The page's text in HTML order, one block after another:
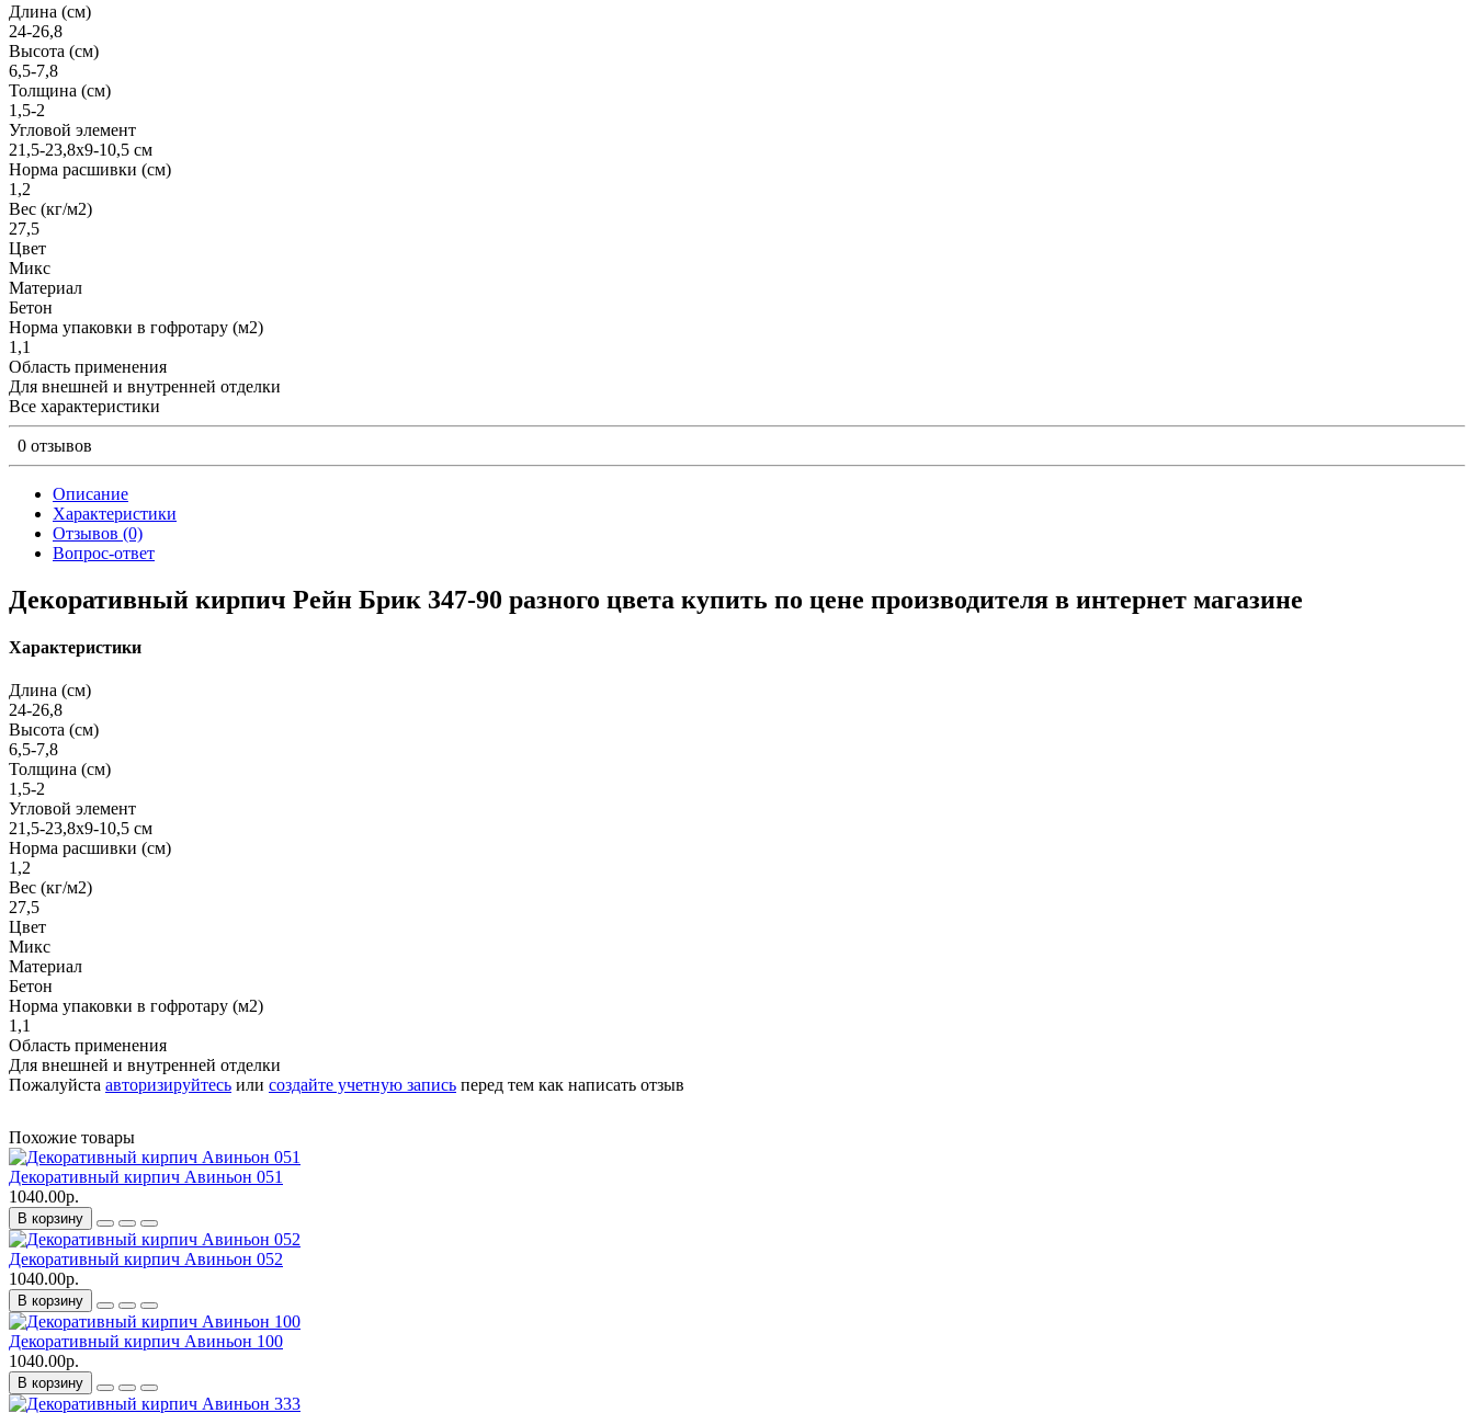
Длина (см)
24-26,8
Высота (см)
6,5-7,8
Толщина (см)
1,5-2
Угловой элемент
21,5-23,8х9-10,5 см
Норма расшивки (см)
1,2
Вес (кг/м2)
27,5
Цвет
Микс
Материал
Бетон
Норма упаковки в гофротару (м2)
1,1
Область применения
Для внешней и внутренней отделки
Все характеристики
0 отзывов
Описание
Характеристики
Отзывов (0)
Вопрос-ответ
Декоративный кирпич Рейн Брик 347-90 разного цвета купить по цене производителя в интернет магазине
Характеристики
Длина (см)
24-26,8
Высота (см)
6,5-7,8
Толщина (см)
1,5-2
Угловой элемент
21,5-23,8х9-10,5 см
Норма расшивки (см)
1,2
Вес (кг/м2)
27,5
Цвет
Микс
Материал
Бетон
Норма упаковки в гофротару (м2)
1,1
Область применения
Для внешней и внутренней отделки
Пожалуйста авторизируйтесь или создайте учетную запись перед тем как написать отзыв
Похожие товары
Декоративный кирпич Авиньон 051
1040.00р.
В корзину
Декоративный кирпич Авиньон 052
1040.00р.
В корзину
Декоративный кирпич Авиньон 100
1040.00р.
В корзину